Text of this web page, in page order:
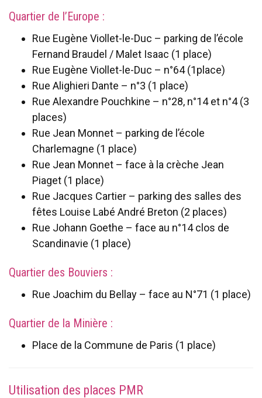
Quartier de l’Europe :
Rue Eugène Viollet-le-Duc – parking de l’école
Fernand Braudel / Malet Isaac (1 place)
Rue Eugène Viollet-le-Duc – n°64 (1place)
Rue Alighieri Dante – n°3 (1 place)
Rue Alexandre Pouchkine – n°28, n°14 et n°4 (3
places)
Rue Jean Monnet – parking de l’école
Charlemagne (1 place)
Rue Jean Monnet – face à la crèche Jean
Piaget (1 place)
Rue Jacques Cartier – parking des salles des
fêtes Louise Labé André Breton (2 places)
Rue Johann Goethe – face au n°14 clos de
Scandinavie (1 place)
Quartier des Bouviers :
Rue Joachim du Bellay – face au N°71 (1 place)
Quartier de la Minière :
Place de la Commune de Paris (1 place)
Utilisation des places PMR